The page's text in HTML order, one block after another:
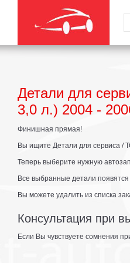
Детали для
3,0 л.) 2004 -
Финишная прямая!
Вы ищите Детали для сервиса /
Теперь выберите нужную
Все выбранные детали появятся
Вы можете удалить из списка
Консультация при
Если Вы чувствуете сомнения